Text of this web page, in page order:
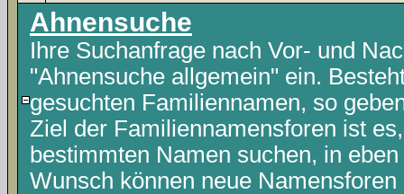
Ahnensuche
Ihre Suchanfrage nach Vor- und
"Ahnensuche allgemein" ein.
gesuchten Familiennamen, so
Ziel der Familiennamensforen ist
bestimmten Namen suchen, in
Wunsch können neue